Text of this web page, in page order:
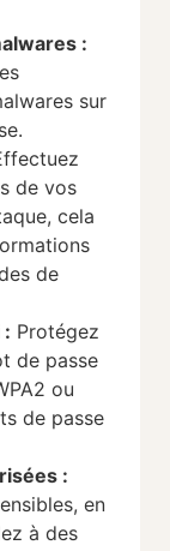
:
sur
de vos
cela
de
: Protégez
de passe
ou
de passe
:
en
à des